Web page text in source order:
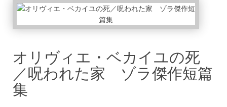
オリヴィエ・ベカイユの死
／呪われた家 ゾラ傑作短篇
集